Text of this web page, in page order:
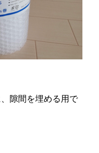
隙間を埋める用で